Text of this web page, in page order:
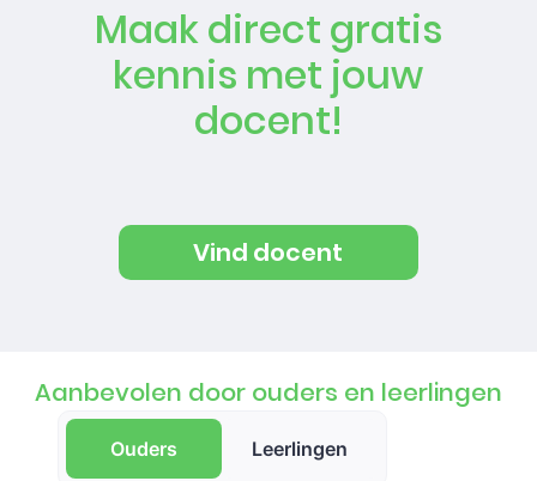
Maak direct gratis
kennis met jouw
docent!
Vind docent
Aanbevolen door ouders en leerlingen
Ouders Leerlingen